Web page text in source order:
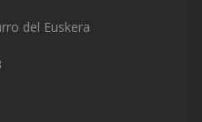
del Euskera